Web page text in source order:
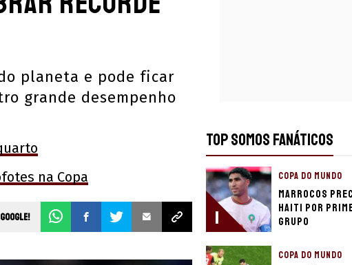
planeta e pode ficar
grande desempenho
na Copa
TOP SOMOS FANÁTICOS
1
COPA DO MUNDO
Marrocos
Haiti por
grupo
COPA DO MUNDO